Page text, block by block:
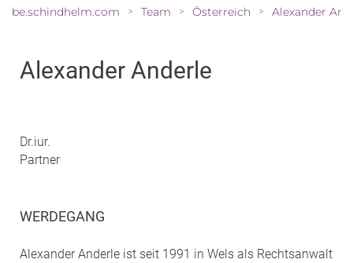
be.schindhelm.com > Team > Österreich > Alexander
Alexander Anderle
Dr.iur.
Partner
WERDEGANG
Alexander Anderle ist seit 1991 in Wels als Rechtsanwalt